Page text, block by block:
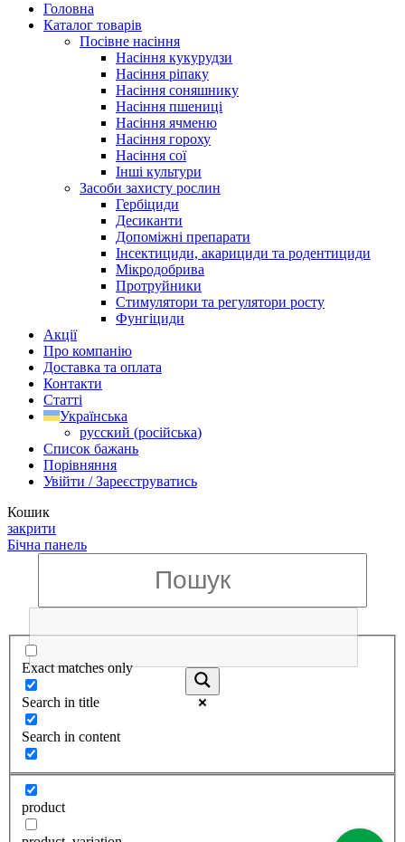
Головна
Каталог товарів
Посівне насіння
Насіння кукурудзи
Насіння ріпаку
Насіння соняшнику
Насіння пшениці
Насіння ячменю
Насіння гороху
Насіння сої
Інші культури
Засоби захисту рослин
Гербіциди
Десиканти
Допоміжні препарати
Інсектициди, акарициди та родентициди
Мікродобрива
Протруйники
Стимулятори та регулятори росту
Фунгіциди
Акції
Про компанію
Доставка та оплата
Контакти
Статті
Українська
русский (російська)
Список бажань
Порівняння
Увійти / Зареєструватись
Кошик
закрити
Бічна панель
Exact matches only
Search in title
Search in content
product